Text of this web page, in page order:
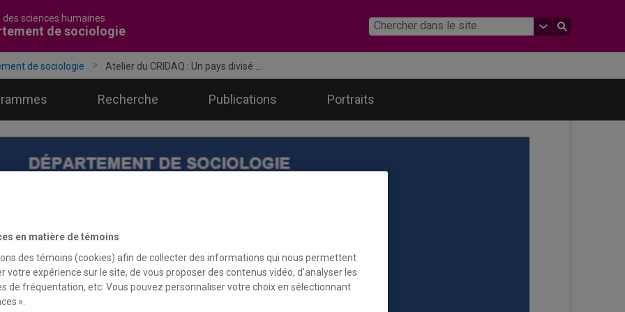
des sciences humaines
de sociologie
de sociologie Atelier du CRIDAQ : Un pays divisé ...
Recherche Publications Portraits
en matière de témoins
des témoins (cookies) afin de collecter des informations qui nous permettent
votre expérience sur le site, de vous proposer des contenus vidéo, d’analyser les
de fréquentation, etc. Vous pouvez personnaliser votre choix en sélectionnant
».